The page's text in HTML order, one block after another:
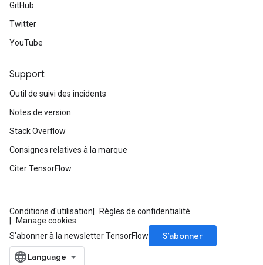
GitHub
Twitter
YouTube
Support
Outil de suivi des incidents
Notes de version
Stack Overflow
Consignes relatives à la marque
Citer TensorFlow
Conditions d'utilisation
Règles de confidentialité
Manage cookies
S'abonner à la newsletter TensorFlow
S’abonner